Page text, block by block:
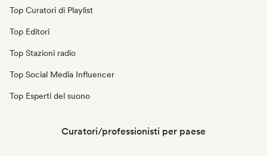
Top Curatori di Playlist
Top Editori
Top Stazioni radio
Top Social Media Influencer
Top Esperti del suono
Curatori/professionisti per paese